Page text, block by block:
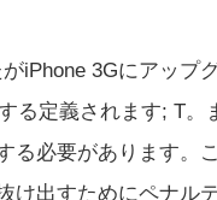
iPhone 3Gにアップ
る定義されます; T
る必要があります。
け出すためにペナル